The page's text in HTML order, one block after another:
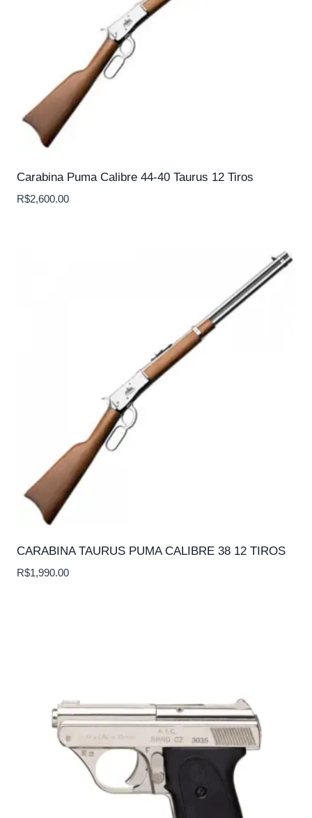
Carabina Puma Calibre 44-40 Taurus 12 Tiros
R$2,600.00
CARABINA TAURUS PUMA CALIBRE 38 12 TIROS
R$1,990.00